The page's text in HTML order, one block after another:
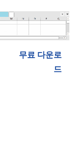
무료 다운로
드